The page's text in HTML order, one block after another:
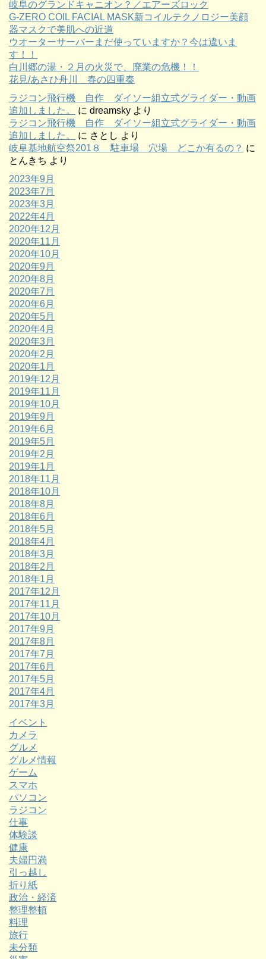
岐阜のグランドキャニオン？／エアーズロック
G-ZERO COIL FACIAL MASK新コイルテクノロジー美顔
器マスクで美肌への近道
ウオーターサーバーまだ使っていますか？今は違いま
す！！
白川郷の湯・２月の火災で、廃業の危機！！
花見/あさひ舟川 春の四重奏
ラジコン飛行機 自作 ダイソー組立式グライダー・動画
追加しました。
に dreamsky より
ラジコン飛行機 自作 ダイソー組立式グライダー・動画
追加しました。
に さとし より
岐阜基地航空祭201８ 駐車場 穴場 どこか有るの？ に
とんきち より
2023年9月
2023年7月
2023年3月
2022年4月
2020年12月
2020年11月
2020年10月
2020年9月
2020年8月
2020年7月
2020年6月
2020年5月
2020年4月
2020年3月
2020年2月
2020年1月
2019年12月
2019年11月
2019年10月
2019年9月
2019年6月
2019年5月
2019年2月
2019年1月
2018年11月
2018年10月
2018年8月
2018年6月
2018年5月
2018年4月
2018年3月
2018年2月
2018年1月
2017年12月
2017年11月
2017年10月
2017年9月
2017年8月
2017年7月
2017年6月
2017年5月
2017年4月
2017年3月
イベント
カメラ
グルメ
グルメ情報
ゲーム
スマホ
パソコン
ラジコン
仕事
体験談
健康
夫婦円満
引っ越し
折り紙
政治・経済
整理整頓
料理
旅行
未分類